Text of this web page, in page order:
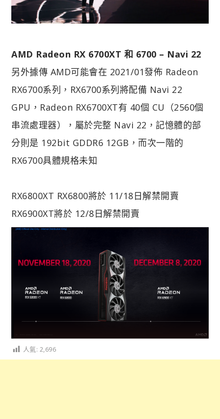
AMD Radeon RX 6700XT 和 6700 – Navi 22
另外據傳 AMD可能會在 2021/01發佈 Radeon
RX6700系列，RX6700系列將配備 Navi 22
GPU，Radeon RX6700XT有 40個 CU（2560個
串流處理器），屬於完整 Navi 22，記憶體的部
分則是 192bit GDDR6 12GB，而次一階的
RX6700具體規格未知
RX6800XT RX6800將於 11/18日解禁開賣
RX6900XT將於 12/8日解禁開賣
人氣: 2,696